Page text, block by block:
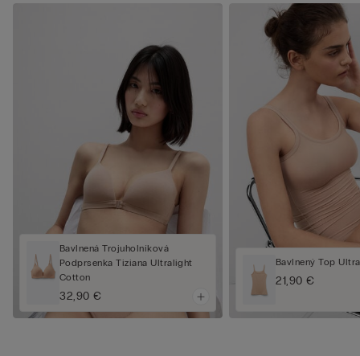
Bavlnená Trojuholníková
Podprsenka Tiziana Ultralight
Cotton
32,90 €
Bavlnený Top
21,90 €